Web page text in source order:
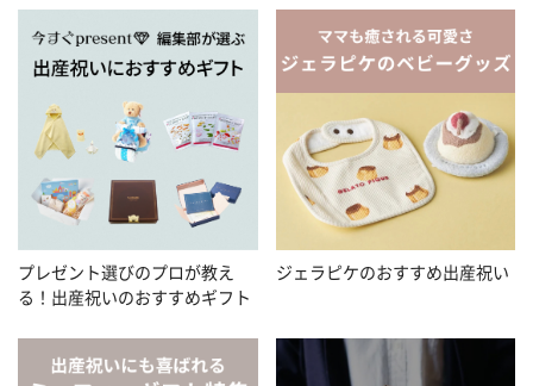
プレゼント選びのプロが教え
る！出産祝いのおすすめギフト
ジェラピケのおすすめ出産祝い